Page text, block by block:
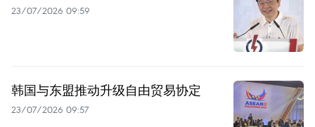
23/07/2026 09:59
韩国与东盟推动升级自由贸易协定
23/07/2026 09:57